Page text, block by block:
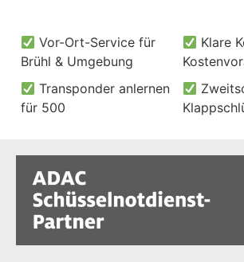
Vor-Ort-Service für
Brühl & Umgebung
Klare
Transponder anlernen
für 500